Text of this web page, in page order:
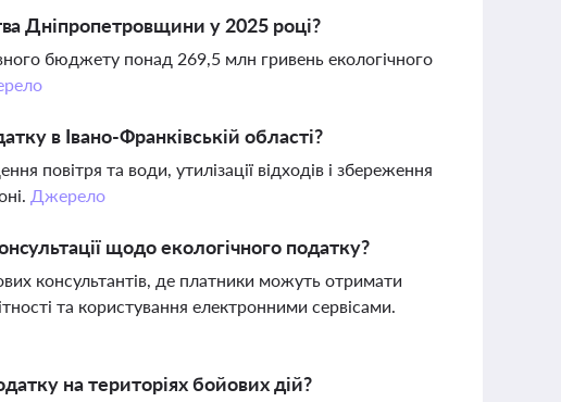
Дніпропетровщини у 2025 році?
бюджету понад 269,5 млн гривень екологічного
в Івано-Франківській області?
повітря та води, утилізації відходів і збереження
Джерело
щодо екологічного податку?
консультантів, де платники можуть отримати
та користування електронними сервісами.
на територіях бойових дій?